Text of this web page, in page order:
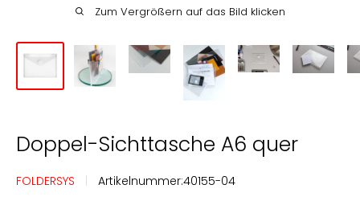
Zum Vergrößern auf das Bild klicken
Doppel-Sichttasche A6 quer
FOLDERSYS Artikelnummer:40155-04